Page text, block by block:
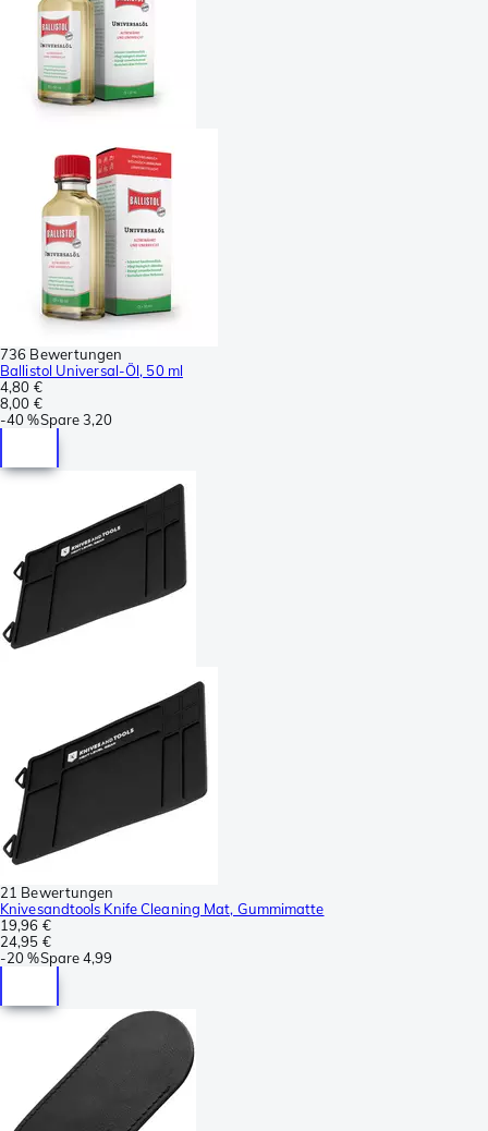
736 Bewertungen
Ballistol Universal-Öl, 50 ml
4,80 €
8,00 €
-40 %Spare3,20
21 Bewertungen
Knivesandtools Knife Cleaning Mat, Gummimatte
19,96 €
24,95 €
-20 %Spare4,99